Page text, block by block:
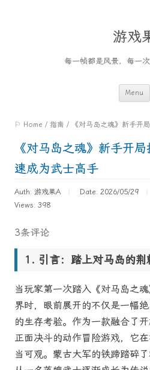
游戏
每一帧都是风景，每一次
Menu
⚐ Home / 指南 / 《对马岛之魂》新手开局
《对马岛之魂》新手开
速成为武士高手
Auth: 游戏果A Date: 2026/05/29
Views: 398
3条评论
引言：踏上对马岛的荆
当玩家第一次踏入《对马岛之
界时，眼前展开的不仅是一幅
的生存考验。作为一款融合了
正面决斗的动作冒险游戏，它
当可观。蒙古大军的铁蹄踏碎